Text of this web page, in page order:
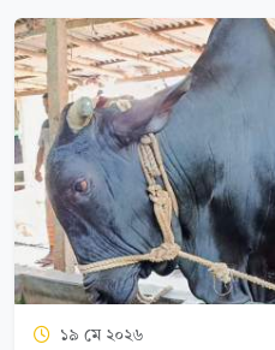
১৯ মে ২০২৬